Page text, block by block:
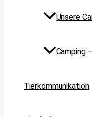
Unsere
Camping
Tierkommunikation